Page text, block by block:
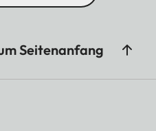
Seitenanfang